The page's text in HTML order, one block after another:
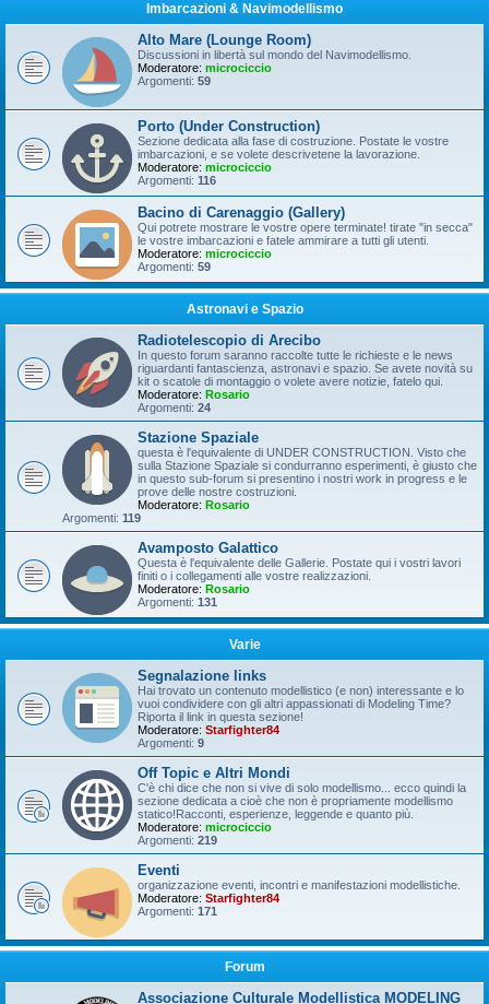
Imbarcazioni & Navimodellismo
Alto Mare (Lounge Room)
Discussioni in libertà sul mondo del Navimodellismo.
Moderatore: microciccio
Argomenti: 59
Porto (Under Construction)
Sezione dedicata alla fase di costruzione. Postate le vostre
imbarcazioni, e se volete descrivetene la lavorazione.
Moderatore: microciccio
Argomenti: 116
Bacino di Carenaggio (Gallery)
Qui potrete mostrare le vostre opere terminate! tirate "in secca"
le vostre imbarcazioni e fatele ammirare a tutti gli utenti.
Moderatore: microciccio
Argomenti: 59
Astronavi e Spazio
Radiotelescopio di Arecibo
In questo forum saranno raccolte tutte le richieste e le news
riguardanti fantascienza, astronavi e spazio. Se avete novità su
kit o scatole di montaggio o volete avere notizie, fatelo qui.
Moderatore: Rosario
Argomenti: 24
Stazione Spaziale
questa è l'equivalente di UNDER CONSTRUCTION. Visto che
sulla Stazione Spaziale si condurranno esperimenti, è giusto che
in questo sub-forum si presentino i nostri work in progress e le
prove delle nostre costruzioni.
Moderatore: Rosario
Argomenti: 119
Avamposto Galattico
Questa è l'equivalente delle Gallerie. Postate qui i vostri lavori
finiti o i collegamenti alle vostre realizzazioni.
Moderatore: Rosario
Argomenti: 131
Varie
Segnalazione links
Hai trovato un contenuto modellistico (e non) interessante e lo
vuoi condividere con gli altri appassionati di Modeling Time?
Riporta il link in questa sezione!
Moderatore: Starfighter84
Argomenti: 9
Off Topic e Altri Mondi
C'è chi dice che non si vive di solo modellismo... ecco quindi la
sezione dedicata a cioè che non è propriamente modellismo
statico!Racconti, esperienze, leggende e quanto più.
Moderatore: microciccio
Argomenti: 219
Eventi
organizzazione eventi, incontri e manifestazioni modellistiche.
Moderatore: Starfighter84
Argomenti: 171
Forum
Associazione Culturale Modellistica MODELING